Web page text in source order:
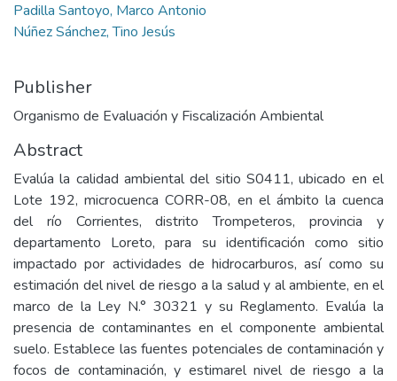
Padilla Santoyo, Marco Antonio
Núñez Sánchez, Tino Jesús
Publisher
Organismo de Evaluación y Fiscalización Ambiental
Abstract
Evalúa la calidad ambiental del sitio S0411, ubicado en el
Lote 192, microcuenca CORR-08, en el ámbito la cuenca
del río Corrientes, distrito Trompeteros, provincia y
departamento Loreto, para su identificación como sitio
impactado por actividades de hidrocarburos, así como su
estimación del nivel de riesgo a la salud y al ambiente, en el
marco de la Ley N.° 30321 y su Reglamento. Evalúa la
presencia de contaminantes en el componente ambiental
suelo. Establece las fuentes potenciales de contaminación y
focos de contaminación, y estimarel nivel de riesgo a la